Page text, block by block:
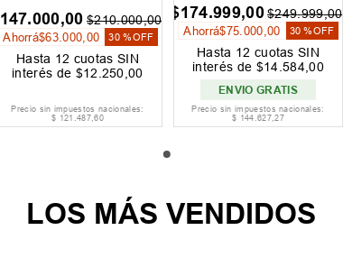
147.000,00 $210.000,00
Ahorrá$63 .000 00 30 %OFF
Hasta 12 cuotas SIN
interés de $12 250 ,00
Precio sin impuestos nacionales:
$ 121 .487,60
$174.999,00$249.999,00
Ahorrá$75 000 00 30 %OFF
Hasta 12 cuotas SIN
interés de $14 584,00
ENVIO GRATIS
Precio sin impuestos nacionales:
$ 144.627,27
LOS MÁS VENDIDOS